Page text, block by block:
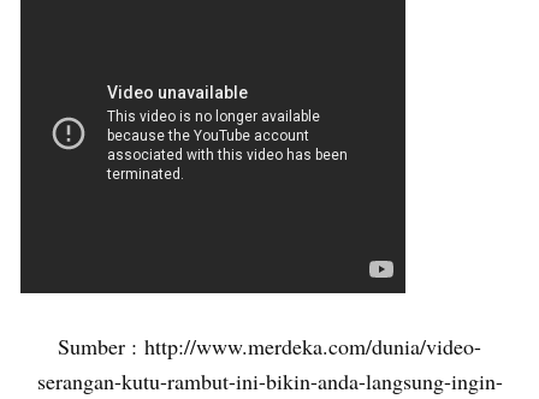
Sumber : http://www.merdeka.com/dunia/video-
serangan-kutu-rambut-ini-bikin-anda-langsung-ingin-